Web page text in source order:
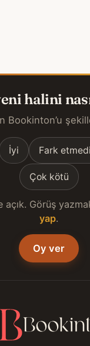
halini
Bookinton’u
İyi Fark
Çok kötü
açık. Görüş
yap.
Oy ver